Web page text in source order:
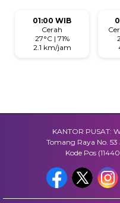
01:00 WIB
Cerah
27°C | 71%
2.1 km/jam
KANTOR PUSAT:
Tomang Raya No.
Kode Pos